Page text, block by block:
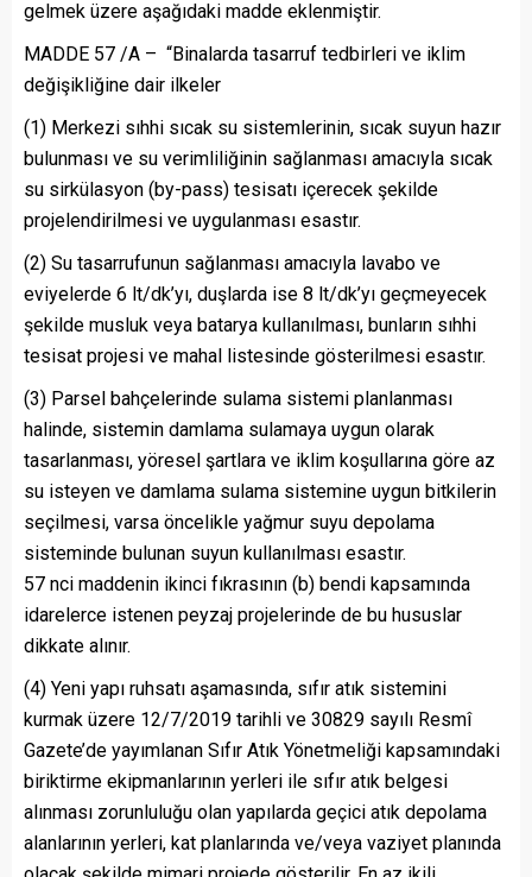
gelmek üzere aşağıdaki madde eklenmiştir.
MADDE 57 /A – “Binalarda tasarruf tedbirleri ve iklim
değişikliğine dair ilkeler
(1) Merkezi sıhhi sıcak su sistemlerinin, sıcak suyun hazır
bulunması ve su verimliliğinin sağlanması amacıyla sıcak
su sirkülasyon (by-pass) tesisatı içerecek şekilde
projelendirilmesi ve uygulanması esastır.
(2) Su tasarrufunun sağlanması amacıyla lavabo ve
eviyelerde 6 lt/dk’yı, duşlarda ise 8 lt/dk’yı geçmeyecek
şekilde musluk veya batarya kullanılması, bunların sıhhi
tesisat projesi ve mahal listesinde gösterilmesi esastır.
(3) Parsel bahçelerinde sulama sistemi planlanması
halinde, sistemin damlama sulamaya uygun olarak
tasarlanması, yöresel şartlara ve iklim koşullarına göre az
su isteyen ve damlama sulama sistemine uygun bitkilerin
seçilmesi, varsa öncelikle yağmur suyu depolama
sisteminde bulunan suyun kullanılması esastır.
57 nci maddenin ikinci fıkrasının (b) bendi kapsamında
idarelerce istenen peyzaj projelerinde de bu hususlar
dikkate alınır.
(4) Yeni yapı ruhsatı aşamasında, sıfır atık sistemini
kurmak üzere 12/7/2019 tarihli ve 30829 sayılı Resmî
Gazete’de yayımlanan Sıfır Atık Yönetmeliği kapsamındaki
biriktirme ekipmanlarının yerleri ile sıfır atık belgesi
alınması zorunluluğu olan yapılarda geçici atık depolama
alanlarının yerleri, kat planlarında ve/veya vaziyet planında